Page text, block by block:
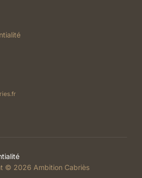
© 2026 Ambition Cabriès